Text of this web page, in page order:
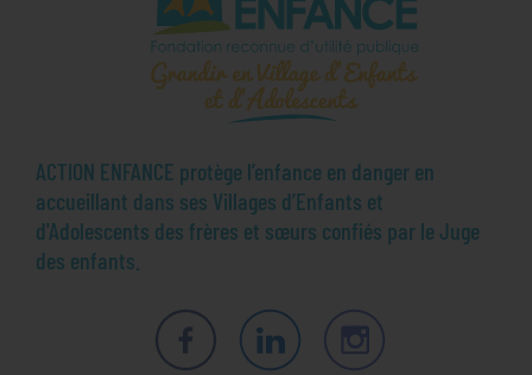
ACTION ENFANCE protège l’enfance en danger en
accueillant dans ses Villages d’Enfants et
d'Adolescents des frères et sœurs confiés par le Juge
des enfants.